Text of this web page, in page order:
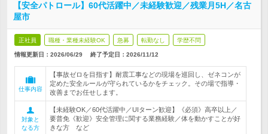
【安全パトロール】60代活躍中／未経験歓迎／残業月5H／名古
屋市
正社員 職種・業種未経験OK 急募 転勤なし 学歴不問
情報更新日：2026/06/29 終了予定日： 2026/11/12
仕事内容
【事故ゼロを目指す】耐震工事などの現場を巡回し、ゼネコンが
定めた安全ルールが守られているかをチェック。その場で指導・
改善までお任せします。
対象と
なる方
【未経験OK／60代活躍中／UIターン歓迎】《必須》高卒以上／
要普免《歓迎》安全管理に関する業務経験／体を動かすことが好
きな方 など